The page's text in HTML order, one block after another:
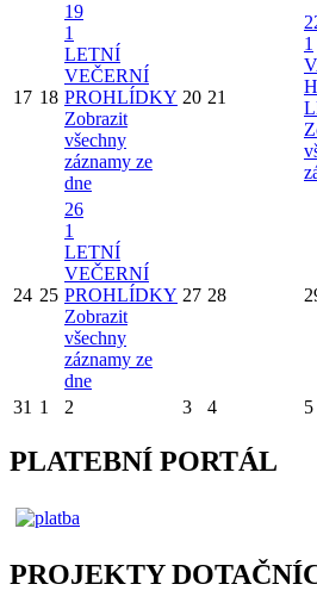
17 18
19
1
LETNÍ
VEČERNÍ
PROHLÍDKY
Zobrazit
všechny
záznamy ze
dne
20 21
1
24 25
26
1
LETNÍ
VEČERNÍ
PROHLÍDKY
Zobrazit
všechny
záznamy ze
dne
27 28
31 1 2 3 4 5
PLATEBNÍ PORTÁL
PROJEKTY